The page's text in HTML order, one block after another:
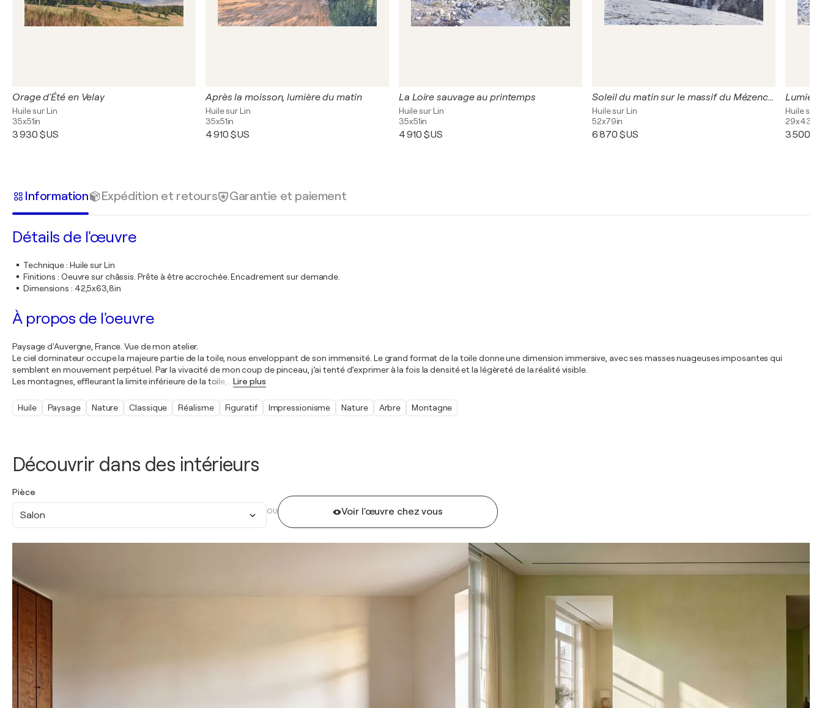
Découvrir dans des intérieurs
Pièce
Salon OU Voir l'œuvre chez vous
Orage d'Été en Velay
Huile sur Lin
35x51in
3 930 $US
Après la moisson, lumière du matin
Huile sur Lin
35x51in
4 910 $US
La Loire sauvage au printemps
Huile sur Lin
35x51in
4 910 $US
Soleil du matin sur le massif du Mézenc enneigé
Huile sur Lin
52x79in
6 870 $US
Huile sur
29x43in
3 500
Information Expédition et retours Garantie et paiement
Détails de l'œuvre
Technique: Huile sur Lin
Finitions : Oeuvre sur châssis. Prête à être accrochée. Encadrement sur demande.
Dimensions : 42,5x63,8in
À propos de l'oeuvre
Paysage d'Auvergne, France. Vue de mon atelier.
Le ciel dominateur occupe la majeure partie de la toile, nous enveloppant de son immensité. Le grand format de la toile donne une dimension immersive, avec ses masses nuageuses imposantes qui
semblent en mouvement perpétuel. Par la vivacité de mon coup de pinceau, j’ai tenté d’exprimer à la fois la densité et la légèreté de la réalité visible.
Les montagnes, effleurant la limite inférieure de la toile,
Lire plus
Huile Paysage Nature Classique Réalisme Figuratif Impressionisme Nature Arbre Montagne